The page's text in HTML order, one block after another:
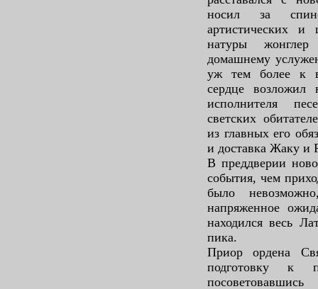
носил за
артистических и
натуры
домашнему
уж тем более к
сердце возложил
исполнителя
светских
из главных его
и доставка Жаку и
В преддверии
события, чем
было
напряженное
находился весь
пика.
Приор ордена
подготовку к